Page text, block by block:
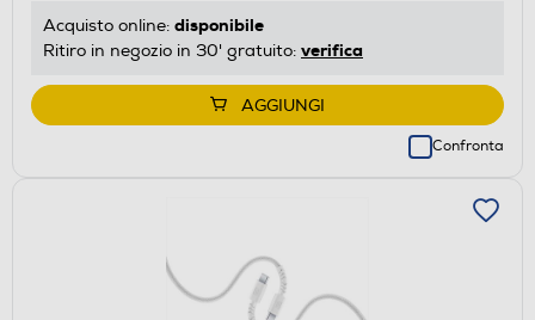
Acquisto online: disponibile
Ritiro in negozio in 30' gratuito: verifica
AGGIUNGI
Confronta